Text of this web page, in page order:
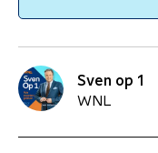
Sven op 1
WNL